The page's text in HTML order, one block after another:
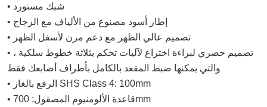
• شبك مستورد
• إطار أسود مصنوع من الألياف مع الزجاج
• تصميم عالي الظهر مع دعم مرن لأسفل الظهر
• تصميم حصري لبراءة اختراع لآليات تحكم بثلاثة خطوط سلكية ،
والتي يمكنها ضبط المقعد بالكامل بأطراف أصابعك فقط
• الرفع بالغاز SHS Class 4: 100mm
• قاعدة الألومنيوم المصقول: 700mm